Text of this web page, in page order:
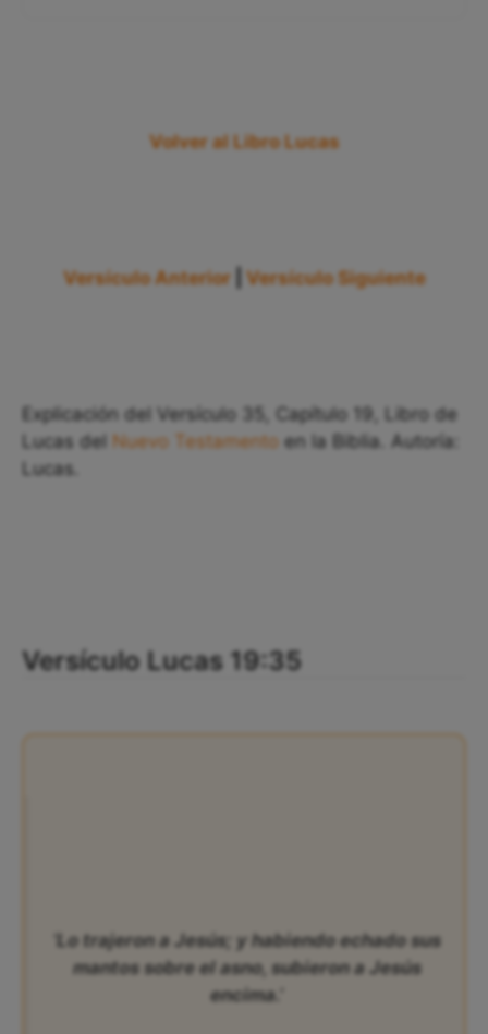
Volver al Libro Lucas
Versículo Anterior Versículo Siguiente
Explicación del Versículo 35, Capítulo 19, Libro de
Lucas del Nuevo Testamento en la Biblia. Autoría:
Lucas.
Versículo Lucas 19:35
‘Lo trajeron a Jesús; y habiendo echado sus
mantos sobre el asno, subieron a Jesús
encima.’